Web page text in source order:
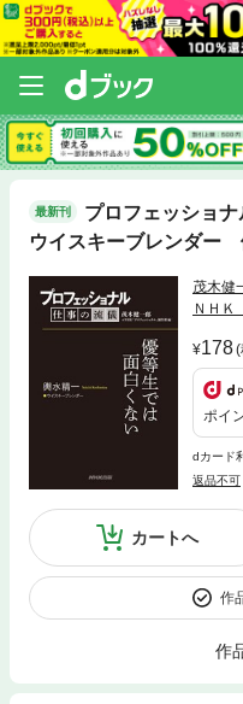
最新刊
プロフェッショ
ウイスキーブレンダー
茂木健
ＮＨＫ
178(
ポイ
dカード
返品不可
カートへ
作
作